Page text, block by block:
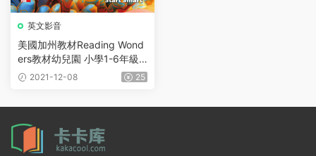
英文影音
美國加州教材Reading Wond
ers教材幼兒園 小學1-6年級p
df點讀版+教師用書及練習冊
2021-12-08 25